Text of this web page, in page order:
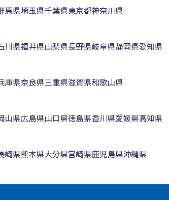
馬県埼玉県千葉県東京都神奈川県
川県福井県山梨県長野県岐阜県静岡県愛知県
庫県奈良県三重県滋賀県和歌山県
山県広島県山口県徳島県香川県愛媛県高知県
崎県熊本県大分県宮崎県鹿児島県沖縄県